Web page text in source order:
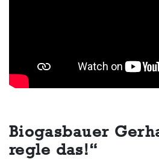
Biogasbauer
regle das!“